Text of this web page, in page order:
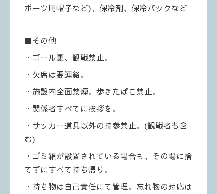
ポーツ用帽子など)、保冷剤、保冷バックなど
■その他
・ゴール裏、観戦禁止。
・欠席は要連絡。
・施設内全面禁煙。歩きたばこ禁止。
・関係者すべてに挨拶を。
・サッカー道具以外の持参禁止。(観戦者も含
む)
・ゴミ箱が設置されている場合も、その場に捨
てずにすべて持ち帰り。
・持ち物は自己責任にて管理。忘れ物の対応は